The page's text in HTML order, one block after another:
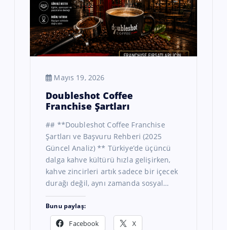
Mayıs 19, 2026
Doubleshot Coffee
Franchise Şartları
## **Doubleshot Coffee Franchise
Şartları ve Başvuru Rehberi (2025
Güncel Analiz) ** Türkiye’de üçüncü
dalga kahve kültürü hızla gelişirken,
kahve zincirleri artık sadece bir içecek
durağı değil, aynı zamanda sosyal…
Bunu paylaş:
Facebook X